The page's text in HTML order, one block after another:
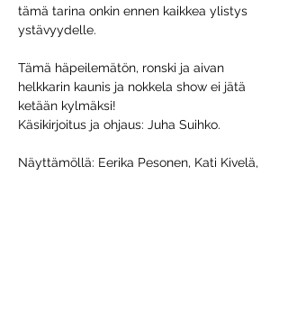
tämä tarina onkin ennen kaikkea ylistys
ystävyydelle.
Tämä häpeilemätön, ronski ja aivan
helkkarin kaunis ja nokkela show ei jätä
ketään kylmäksi!
Käsikirjoitus ja ohjaus: Juha Suihko.
Näyttämöllä: Eerika Pesonen, Kati Kivelä,